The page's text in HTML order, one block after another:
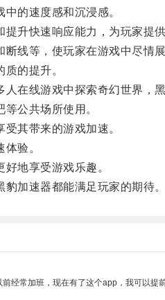
的速度感和沉浸感。
快速响应能力，为玩家提供
等，使玩家在游戏中尽情展
的提升。
线游戏中探索奇幻世界，
公共场所使用。
其带来的游戏加速。
验。
地享受游戏乐趣。
加速器都能满足玩家的期待。
经常加班，现在有了这个app，我可以提